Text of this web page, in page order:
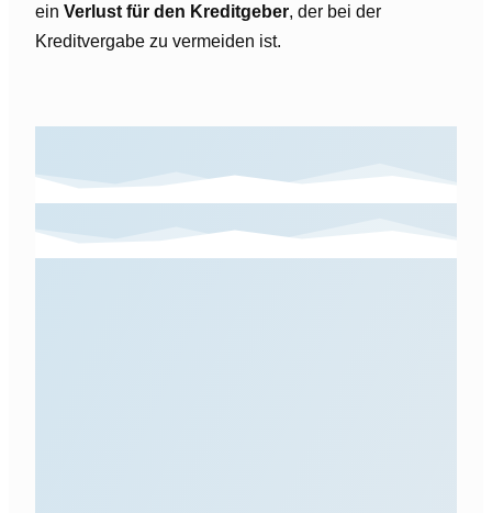
ein Verlust für den Kreditgeber, der bei der
Kreditvergabe zu vermeiden ist.